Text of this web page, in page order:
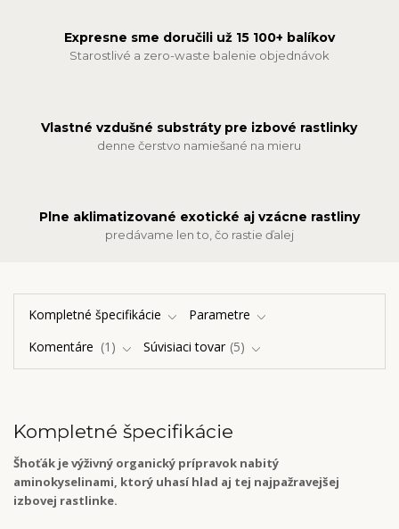
Expresne sme doručili už 15 100+ balíkov
Starostlivé a zero-waste balenie objednávok
Vlastné vzdušné substráty pre izbové rastlinky
denne čerstvo namiešané na mieru
Plne aklimatizované exotické aj vzácne rastliny
predávame len to, čo rastie ďalej
Kompletné špecifikácie
Parametre
Komentáre
1 Súvisiaci tovar 5
Kompletné špecifikácie
Šhoťák je výživný organický prípravok nabitý
aminokyselinami, ktorý uhasí hlad aj tej najpažravejšej
izbovej rastlinke.